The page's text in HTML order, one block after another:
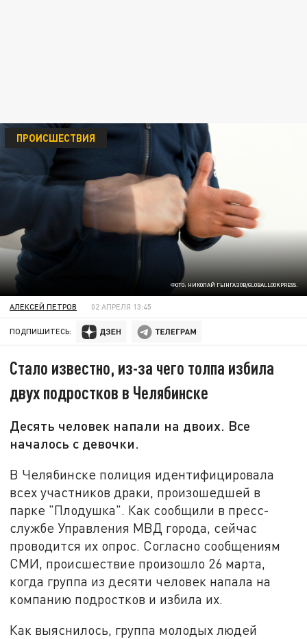
ФОТО: НИКОЛАЙ ГЫНГАЗОВ/GLOBALLOOKPRESS.
ПРОИСШЕСТВИЯ
АЛЕКСЕЙ ПЕТРОВ 02 АПРЕЛЯ 13:45
ПОДПИШИТЕСЬ:
Стало известно, из-за чего толпа избила
двух подростков в Челябинске
Десять человек напали на двоих. Все
началось с девочки.
В Челябинске полиция идентифицировала
всех участников драки, произошедшей в
парке "Плодушка". Как сообщили в пресс-
службе Управления МВД города, сейчас
проводится их опрос. Согласно сообщениям
СМИ, происшествие произошло 26 марта,
когда группа из десяти человек напала на
компанию подростков и избила их.
Как выяснилось, группа молодых людей